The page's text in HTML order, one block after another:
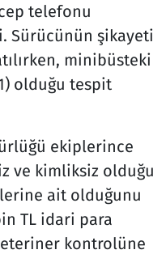
telefonu
Sürücünün şikayeti
minibüsteki
olduğu tespit
ekiplerince
ve kimliksiz olduğu
ait olduğunu
TL idari para
kontrolüne